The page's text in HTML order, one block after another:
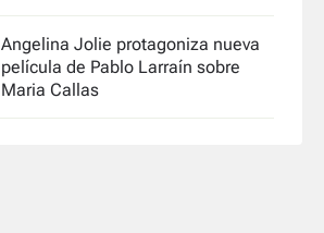
Angelina Jolie protagoniza nueva
película de Pablo Larraín sobre
Maria Callas